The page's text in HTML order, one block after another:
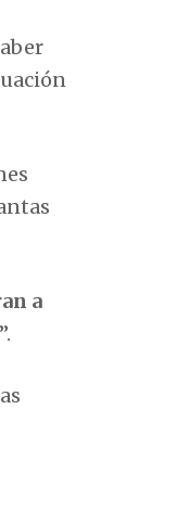
a
”.